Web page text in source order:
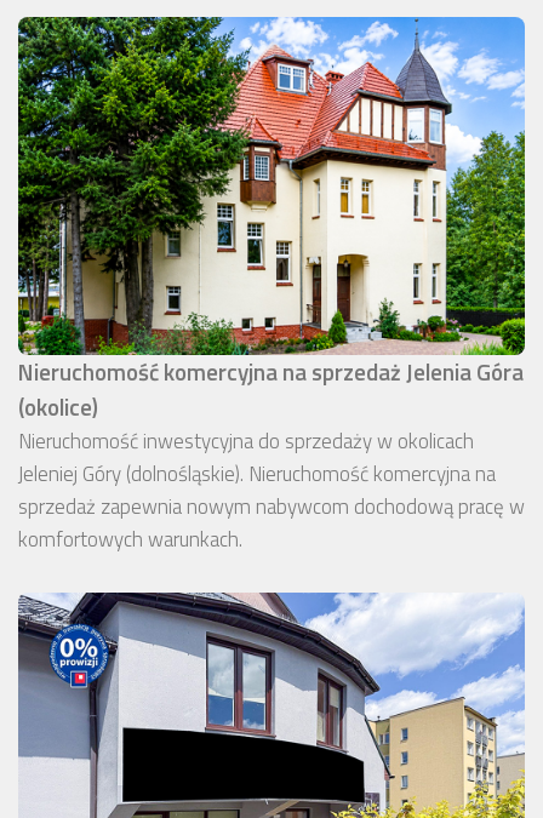
Nieruchomość komercyjna na sprzedaż Jelenia Góra
(okolice)
Nieruchomość inwestycyjna do sprzedaży w okolicach
Jeleniej Góry (dolnośląskie). Nieruchomość komercyjna na
sprzedaż zapewnia nowym nabywcom dochodową pracę w
komfortowych warunkach.